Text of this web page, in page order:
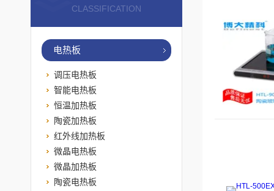
CLASSIFICATION
电热板
调压电热板
智能电热板
恒温加热板
陶瓷加热板
红外线加热板
微晶电热板
微晶加热板
陶瓷电热板